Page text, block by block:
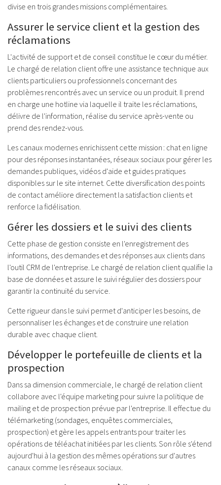
divise en trois grandes missions complémentaires.
Assurer le service client et la gestion des
réclamations
L'activité de support et de conseil constitue le cœur du métier.
Le chargé de relation client offre une assistance technique aux
clients particuliers ou professionnels concernant des
problèmes rencontrés avec un service ou un produit. Il prend
en charge une hotline via laquelle il traite les réclamations,
délivre de l'information, réalise du service après-vente ou
prend des rendez-vous.
Les canaux modernes enrichissent cette mission : chat en ligne
pour des réponses instantanées, réseaux sociaux pour gérer les
demandes publiques, vidéos d'aide et guides pratiques
disponibles sur le site internet. Cette diversification des points
de contact améliore directement la satisfaction clients et
renforce la fidélisation.
Gérer les dossiers et le suivi des clients
Cette phase de gestion consiste en l'enregistrement des
informations, des demandes et des réponses aux clients dans
l'outil CRM de l'entreprise. Le chargé de relation client qualifie la
base de données et assure le suivi régulier des dossiers pour
garantir la continuité du service.
Cette rigueur dans le suivi permet d'anticiper les besoins, de
personnaliser les échanges et de construire une relation
durable avec chaque client.
Développer le portefeuille de clients et la
prospection
Dans sa dimension commerciale, le chargé de relation client
collabore avec l'équipe marketing pour suivre la politique de
mailing et de prospection prévue par l'entreprise. Il effectue du
télémarketing (sondages, enquêtes commerciales,
prospection) et gère les appels entrants pour traiter les
opérations de téléachat initiées par les clients. Son rôle s'étend
aujourd'hui à la gestion des mêmes opérations sur d'autres
canaux comme les réseaux sociaux.